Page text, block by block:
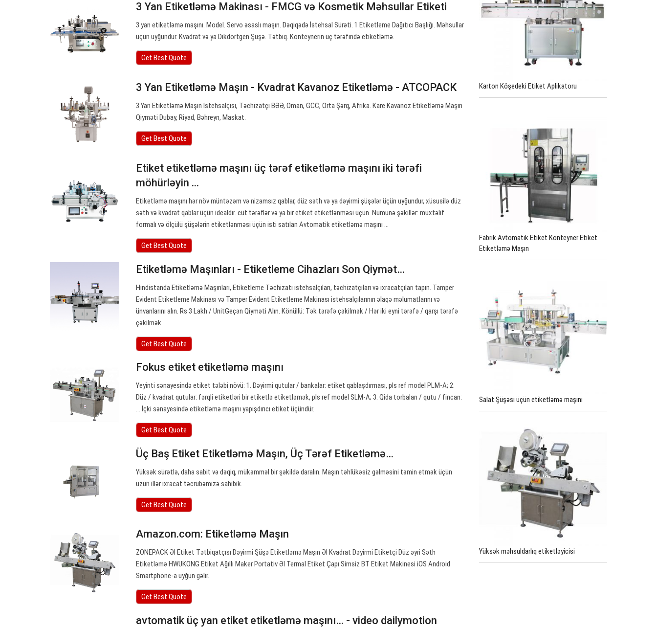
3 Yan Etiketləmə Makinası - FMCG və Kosmetik Məhsullar Etiketi
3 yan etiketləmə maşını. Model. Servo əsaslı maşın. Dəqiqədə İstehsal Sürəti. 1 Etiketleme Dağıtıcı Başlığı. Məhsullar
üçün uyğundur. Kvadrat və ya Dikdörtgen Şüşə. Tətbiq. Konteynerin üç tərəfində etiketləmə.
Get Best Quote
3 Yan Etiketləmə Maşın - Kvadrat Kavanoz Etiketləmə - ATCOPACK
3 Yan Etiketləmə Maşın İstehsalçısı, Təchizatçı BƏƏ, Oman, GCC, Orta Şərq, Afrika. Kare Kavanoz Etiketləmə Maşın
Qiyməti Dubay, Riyad, Bəhreyn, Maskat.
Get Best Quote
Etiket etiketləmə maşını üç tərəf etiketləmə maşını iki tərəfi
möhürləyin ...
Etiketləmə maşını hər növ müntəzəm və nizamsız qablar, düz səth və ya dəyirmi şüşələr üçün uyğundur, xüsusilə düz
səth və kvadrat qablar üçün idealdır. cüt tərəflər və ya bir etiket etiketlənməsi üçün. Nümunə şəkillər: müxtəlif
formalı və ölçülü şüşələrin etiketlənməsi üçün isti satılan Avtomatik etiketləmə maşını ...
Get Best Quote
Etiketləmə Maşınları - Etiketleme Cihazları Son Qiymət…
Hindistanda Etiketləmə Maşınları, Etiketleme Təchizatı istehsalçıları, təchizatçıları və ixracatçıları tapın. Tamper
Evident Etiketleme Makinası və Tamper Evident Etiketleme Makinası istehsalçılarının əlaqə məlumatlarını və
ünvanlarını alın. Rs 3 Lakh / UnitGeçən Qiyməti Alın. Könüllü: Tək tərəfə çəkilmək / Hər iki eyni tərəfə / qarşı tərəfə
çəkilmək.
Get Best Quote
Fokus etiket etiketləmə maşını
Yeyinti sənayesində etiket tələbi növü: 1. Dəyirmi qutular / bankalar: etiket qablaşdırması, pls ref model PLM-A; 2.
Düz / kvadrat qutular: fərqli etiketləri bir etiketlə etiketləmək, pls ref model SLM-A; 3. Qida torbaları / qutu / fincan:
… İçki sənayesində etiketləmə maşını yapışdırıcı etiket üçündür.
Get Best Quote
Üç Baş Etiket Etiketləmə Maşın, Üç Tərəf Etiketləmə…
Yüksək sürətlə, daha sabit və dəqiq, mükəmməl bir şəkildə daralın. Maşın təhlükəsiz gəlməsini təmin etmək üçün
uzun illər ixracat təcrübəmizə sahibik.
Get Best Quote
Amazon.com: Etiketləmə Maşın
ZONEPACK Əl Etiket Tətbiqatçısı Dəyirmi Şüşə Etiketləmə Maşın Əl Kvadrat Dəyirmi Etiketçi Düz əyri Səth
Etiketləmə HWUKONG Etiket Ağıllı Maker Portativ Əl Termal Etiket Çapı Simsiz BT Etiket Makinesi iOS Android
Smartphone-a uyğun gəlir.
Get Best Quote
avtomatik üç yan etiket etiketləmə maşını… - video dailymotion
Karton Köşedeki Etiket Aplikatoru
Fabrik Avtomatik Etiket Konteyner Etiket
Etiketləmə Maşın
Salat Şüşəsi üçün etiketləmə maşını
Yüksək məhsuldarlıq etiketləyicisi